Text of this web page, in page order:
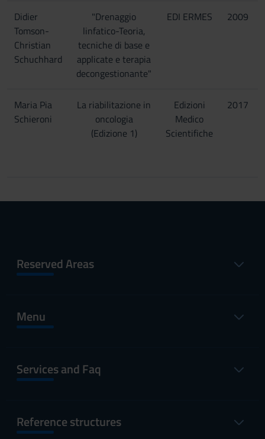
Didier
Tomson-
Christian
Schuchhard
"Drenaggio
linfatico-Teoria,
tecniche di base e
applicate e terapia
decongestionante"
EDI ERMES 2009
Maria Pia
Schieroni
La riabilitazione in
oncologia
(Edizione 1)
Edizioni
Medico
Scientifiche
2017
Reserved Areas
Menu
Services and Faq
Reference structures